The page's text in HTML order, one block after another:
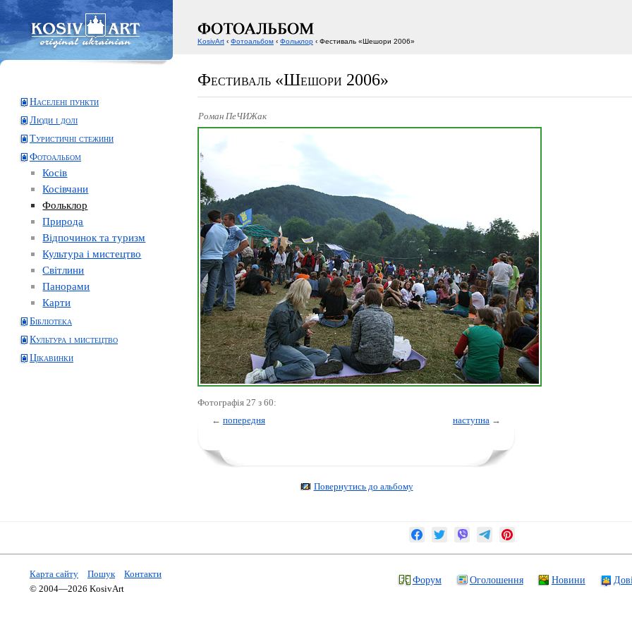
Фестиваль «Шешори 2006»
Населені пункти
Люди і долі
Туристичні стежини
Фотоальбом
Косів
Косівчани
Фольклор
Природа
Відпочинок та туризм
Культура і мистецтво
Світлини
Панорами
Карти
Бібліотека
Культура і мистецтво
Цікавинки
Роман ПеЧИЖак
Фотографія 27 з 60:
← попередня наступна →
Повернутись до альбому
KosivArt ‹ Фотоальбом ‹ Фольклор ‹ Фестиваль «Шешори 2006»
Карта сайту Пошук
Контакти
© 2004—2026 KosivArt
Форум Оголошення Новини